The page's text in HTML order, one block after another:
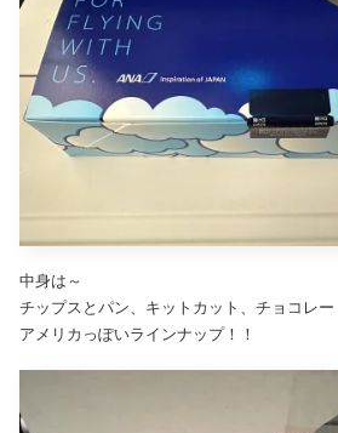
中身は～
チップスとパン、キットカット、チョコレー
アメリカっぽいラインナップ！！